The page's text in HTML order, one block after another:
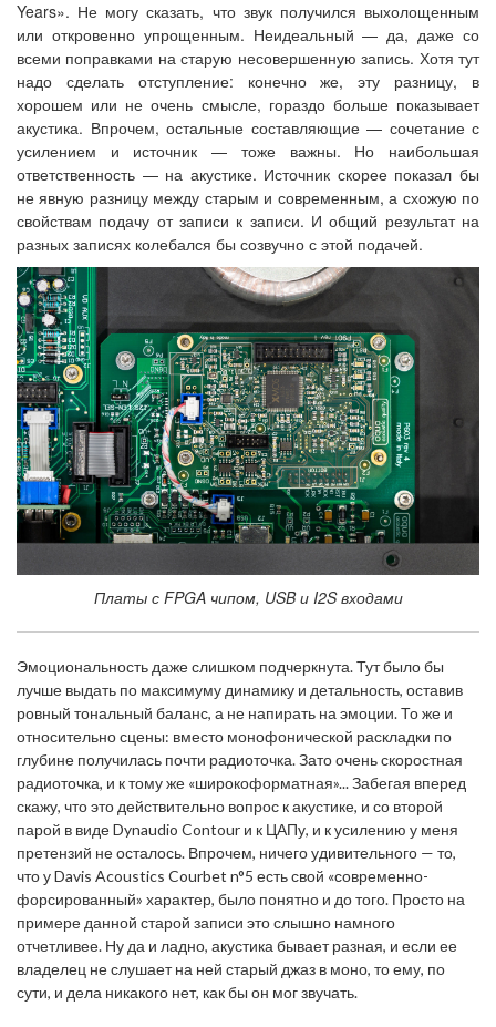
Years». Не могу сказать, что звук получился выхолощенным
или откровенно упрощенным. Неидеальный — да, даже со
всеми поправками на старую несовершенную запись. Хотя тут
надо сделать отступление: конечно же, эту разницу, в
хорошем или не очень смысле, гораздо больше показывает
акустика. Впрочем, остальные составляющие — сочетание с
усилением и источник — тоже важны. Но наибольшая
ответственность — на акустике. Источник скорее показал бы
не явную разницу между старым и современным, а схожую по
свойствам подачу от записи к записи. И общий результат на
разных записях колебался бы созвучно с этой подачей.
Платы с FPGA чипом, USB и I2S входами
Эмоциональность даже слишком подчеркнута. Тут было бы
лучше выдать по максимуму динамику и детальность, оставив
ровный тональный баланс, а не напирать на эмоции. То же и
относительно сцены: вместо монофонической раскладки по
глубине получилась почти радиоточка. Зато очень скоростная
радиоточка, и к тому же «широкоформатная»... Забегая вперед
скажу, что это действительно вопрос к акустике, и со второй
парой в виде Dynaudio Contour и к ЦАПу, и к усилению у меня
претензий не осталось. Впрочем, ничего удивительного — то,
что у Davis Acoustics Courbet n°5 есть свой «современно-
форсированный» характер, было понятно и до того. Просто на
примере данной старой записи это слышно намного
отчетливее. Ну да и ладно, акустика бывает разная, и если ее
владелец не слушает на ней старый джаз в моно, то ему, по
сути, и дела никакого нет, как бы он мог звучать.